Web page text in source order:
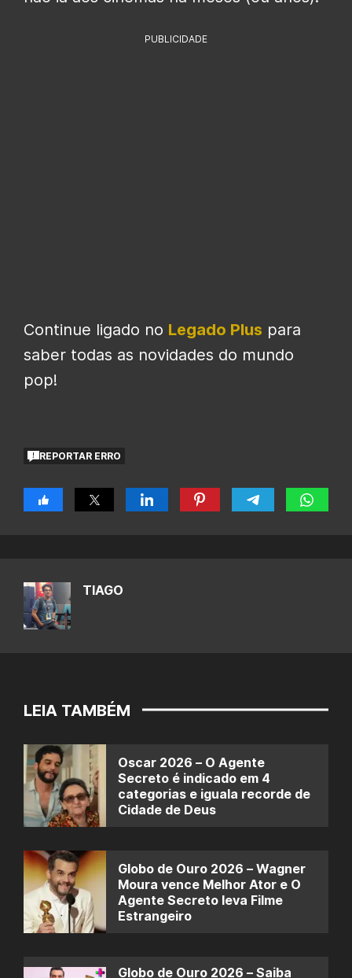
PUBLICIDADE
Continue ligado no Legado Plus para
saber todas as novidades do mundo
pop!
REPORTAR ERRO
TIAGO
LEIA TAMBÉM
Oscar 2026 – O Agente
Secreto é indicado em 4
categorias e iguala recorde de
Cidade de Deus
Globo de Ouro 2026 – Wagner
Moura vence Melhor Ator e O
Agente Secreto leva Filme
Estrangeiro
Globo de Ouro 2026 – Saiba